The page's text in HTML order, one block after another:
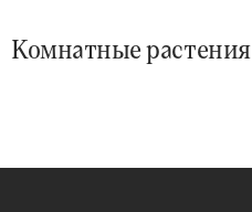
Комнатные растения